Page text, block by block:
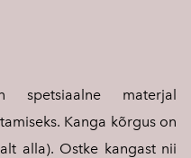
spetsiaalne materjal
Kanga kõrgus on
alla). Ostke kangast nii